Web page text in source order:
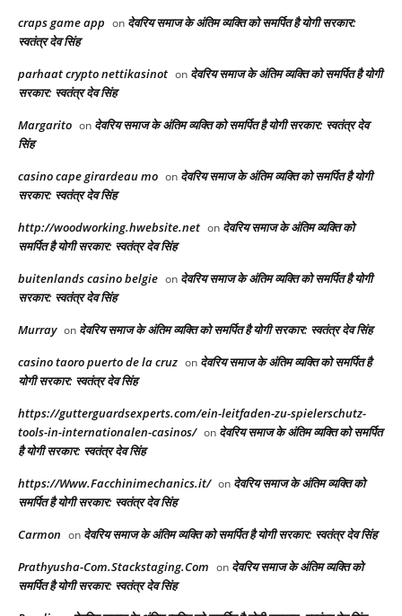
craps game app on देवरिय समाज के अंतिम व्यक्ति को समर्पित है योगी सरकार:
स्वतंत्र देव सिंह
parhaat crypto nettikasinot on देवरिय समाज के अंतिम व्यक्ति को समर्पित है योगी
सरकार: स्वतंत्र देव सिंह
Margarito on देवरिय समाज के अंतिम व्यक्ति को समर्पित है योगी सरकार: स्वतंत्र देव
सिंह
casino cape girardeau mo on देवरिय समाज के अंतिम व्यक्ति को समर्पित है योगी
सरकार: स्वतंत्र देव सिंह
http://woodworking.hwebsite.net on देवरिय समाज के अंतिम व्यक्ति को
समर्पित है योगी सरकार: स्वतंत्र देव सिंह
buitenlands casino belgie on देवरिय समाज के अंतिम व्यक्ति को समर्पित है योगी
सरकार: स्वतंत्र देव सिंह
Murray on देवरिय समाज के अंतिम व्यक्ति को समर्पित है योगी सरकार: स्वतंत्र देव सिंह
casino taoro puerto de la cruz on देवरिय समाज के अंतिम व्यक्ति को समर्पित है
योगी सरकार: स्वतंत्र देव सिंह
https://gutterguardsexperts.com/ein-leitfaden-zu-spielerschutz-
tools-in-internationalen-casinos/ on देवरिय समाज के अंतिम व्यक्ति को समर्पित
है योगी सरकार: स्वतंत्र देव सिंह
https://Www.Facchinimechanics.it/ on देवरिय समाज के अंतिम व्यक्ति को
समर्पित है योगी सरकार: स्वतंत्र देव सिंह
Carmon on देवरिय समाज के अंतिम व्यक्ति को समर्पित है योगी सरकार: स्वतंत्र देव सिंह
Prathyusha-Com.Stackstaging.Com on देवरिय समाज के अंतिम व्यक्ति को
समर्पित है योगी सरकार: स्वतंत्र देव सिंह